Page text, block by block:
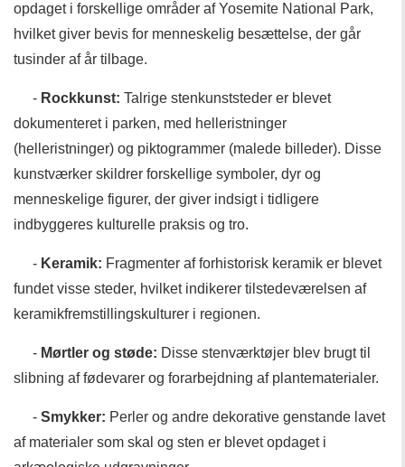
opdaget i forskellige områder af Yosemite National Park,
hvilket giver bevis for menneskelig besættelse, der går
tusinder af år tilbage.
- Rockkunst: Talrige stenkunststeder er blevet
dokumenteret i parken, med helleristninger
(helleristninger) og piktogrammer (malede billeder). Disse
kunstværker skildrer forskellige symboler, dyr og
menneskelige figurer, der giver indsigt i tidligere
indbyggeres kulturelle praksis og tro.
- Keramik: Fragmenter af forhistorisk keramik er blevet
fundet visse steder, hvilket indikerer tilstedeværelsen af ​​
keramikfremstillingskulturer i regionen.
- Mørtler og støde: Disse stenværktøjer blev brugt til
slibning af fødevarer og forarbejdning af plantematerialer.
- Smykker: Perler og andre dekorative genstande lavet
af materialer som skal og sten er blevet opdaget i